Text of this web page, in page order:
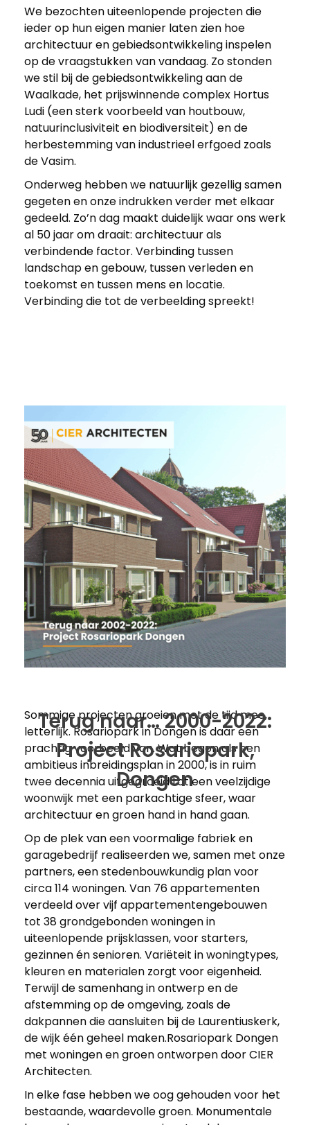
We bezochten uiteenlopende projecten die
ieder op hun eigen manier laten zien hoe
architectuur en gebiedsontwikkeling inspelen
op de vraagstukken van vandaag. Zo stonden
we stil bij de gebiedsontwikkeling aan de
Waalkade, het prijswinnende complex Hortus
Ludi (een sterk voorbeeld van houtbouw,
natuurinclusiviteit en biodiversiteit) en de
herbestemming van industrieel erfgoed zoals
de Vasim.
Onderweg hebben we natuurlijk gezellig samen
gegeten en onze indrukken verder met elkaar
gedeeld. Zo’n dag maakt duidelijk waar ons werk
al 50 jaar om draait: architectuur als
verbindende factor. Verbinding tussen
landschap en gebouw, tussen verleden en
toekomst en tussen mens en locatie.
Verbinding die tot de verbeelding spreekt!
Terug naar… 2000-2022:
Project Rosariopark,
Dongen
Sommige projecten groeien met de tijd mee,
letterlijk. Rosariopark in Dongen is daar een
prachtig voorbeeld van. Wat begon als een
ambitieus inbreidingsplan in 2000, is in ruim
twee decennia uitgegroeid tot een veelzijdige
woonwijk met een parkachtige sfeer, waar
architectuur en groen hand in hand gaan.
Op de plek van een voormalige fabriek en
garagebedrijf realiseerden we, samen met onze
partners, een stedenbouwkundig plan voor
circa 114 woningen. Van 76 appartementen
verdeeld over vijf appartementengebouwen
tot 38 grondgebonden woningen in
uiteenlopende prijsklassen, voor starters,
gezinnen én senioren. Variëteit in woningtypes,
kleuren en materialen zorgt voor eigenheid.
Terwijl de samenhang in ontwerp en de
afstemming op de omgeving, zoals de
dakpannen die aansluiten bij de Laurentiuskerk,
de wijk één geheel maken.Rosariopark Dongen
met woningen en groen ontworpen door CIER
Architecten.
In elke fase hebben we oog gehouden voor het
bestaande, waardevolle groen. Monumentale